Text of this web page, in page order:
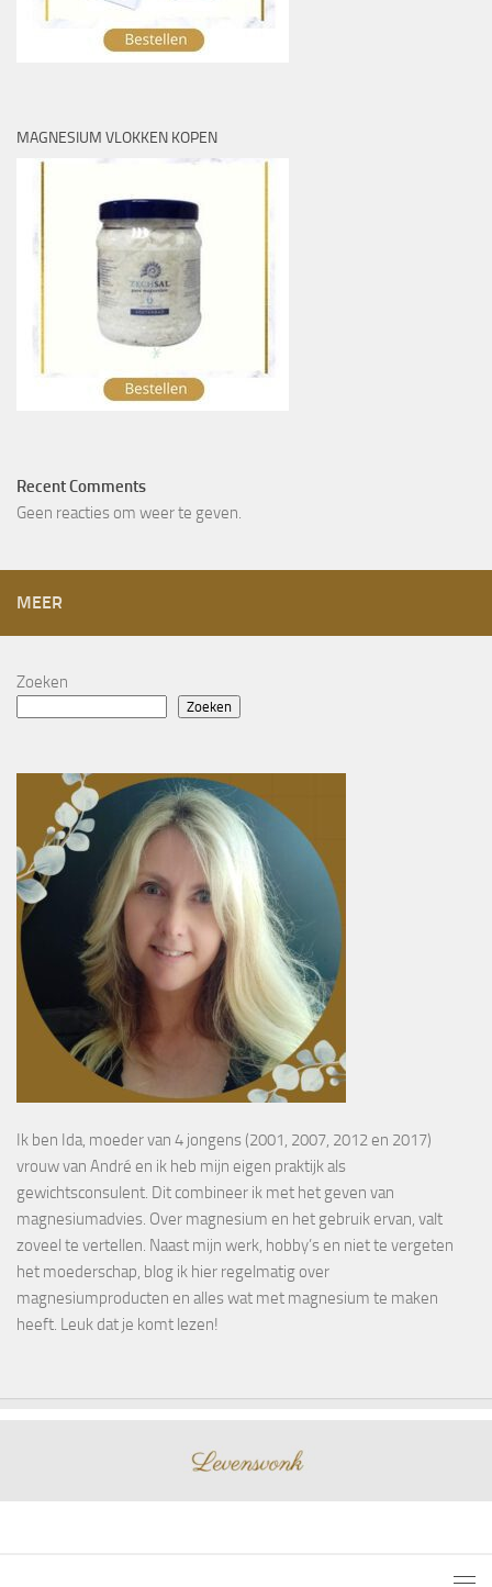
MAGNESIUM VLOKKEN KOPEN
Recent Comments
Geen reacties om weer te geven.
MEER
Zoeken
Zoeken
Ik ben Ida, moeder van 4 jongens (2001, 2007, 2012 en 2017)
vrouw van André en ik heb mijn eigen praktijk als
gewichtsconsulent. Dit combineer ik met het geven van
magnesiumadvies. Over magnesium en het gebruik ervan, valt
zoveel te vertellen. Naast mijn werk, hobby’s en niet te vergeten
het moederschap, blog ik hier regelmatig over
magnesiumproducten en alles wat met magnesium te maken
heeft. Leuk dat je komt lezen!